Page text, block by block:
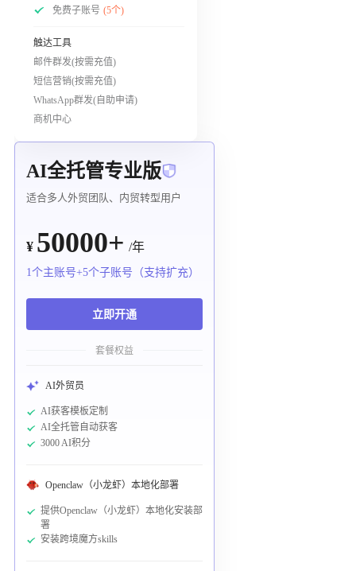
免费子账号 (5个)
触达工具
邮件群发(按需充值)
短信营销(按需充值)
WhatsApp群发(自助申请)
商机中心
AI全托管专业版
适合多人外贸团队、内贸转型用户
¥ 50000+ /年
1个主账号+5个子账号（支持扩充）
立即开通
套餐权益
AI外贸员
AI获客模板定制
AI全托管自动获客
3000 AI积分
Openclaw（小龙虾）本地化部署
提供Openclaw（小龙虾）本地化安装部
署
安装跨境魔方skills